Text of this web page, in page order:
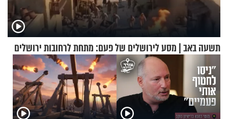
תשעה באב | מסע לירושלים של פעם: מתחת לרחובות ירושלים